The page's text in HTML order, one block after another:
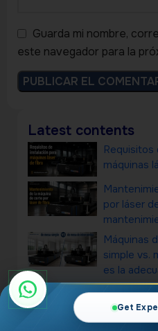
Guarda mi nombre,
este navegador para la
Get
Latest contents
Requisitos
máquinas
por láser
Máquinas
simple vs.
es la
¿Cuáles
máquinas